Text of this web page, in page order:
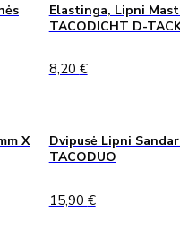
Elastinga, Lipni
TACODICHT D-
8,20 €
X
Dvipusė Lipni
TACODUO
15,90 €